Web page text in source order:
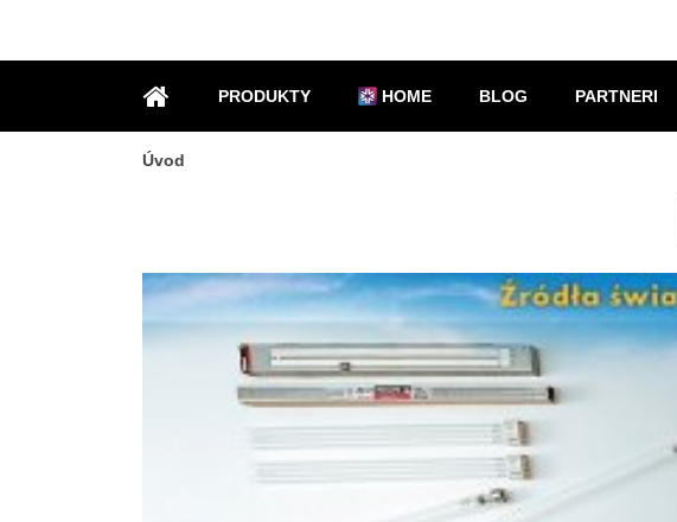
ÚVOD
PRODUKTY HOME BLOG PARTNERI
Úvod